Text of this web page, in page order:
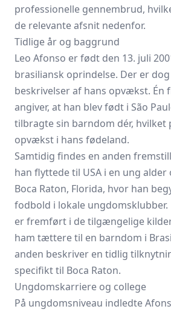
professionelle gennembrud,
de relevante afsnit nedenfor.
Tidlige år og baggrund
Leo Afonso er født den 13. juli
brasiliansk oprindelse. Der er
beskrivelser af hans opvækst. Én
angiver, at han blev født i São
tilbragte sin barndom dér, hvilket
opvækst i hans fødeland.
Samtidig findes en anden
han flyttede til USA i en ung alder
Boca Raton, Florida, hvor han
fodbold i lokale
er fremført i de tilgængelige
ham tættere til en barndom i
anden beskriver en tidlig
specifikt til Boca Raton.
Ungdomskarriere og college
På ungdomsniveau indledte